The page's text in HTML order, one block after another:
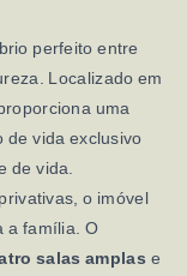
perfeito entre
Localizado em
uma
de vida exclusivo
de vida.
privativas, o imóvel
a família. O
salas amplas e